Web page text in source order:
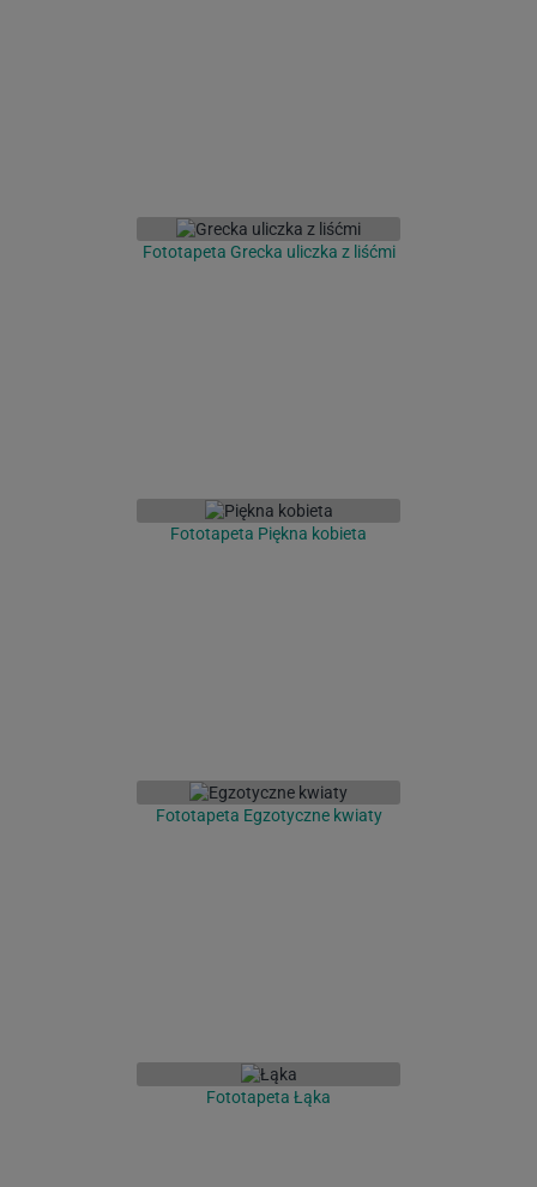
Fototapeta Grecka uliczka z liśćmi
Fototapeta Piękna kobieta
Fototapeta Egzotyczne kwiaty
Fototapeta Łąka